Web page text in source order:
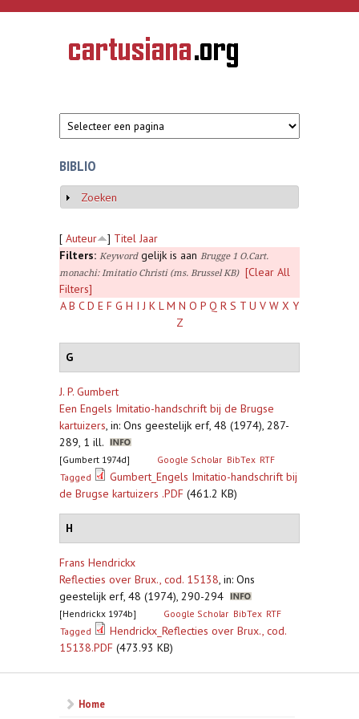
Overslaan en naar de inhoud gaan
CARTUSIANA
Geschiedenis
van de
BIBLIO
Weergeven
Zoeken
[ Auteur ] Titel Jaar
Filters: Keywordgelijk is aan Brugge 1 O.Cart.
monachi: Imitatio Christi (ms. Brussel KB)
[Clear All
Filters]
A B C D E F G H I J K L M N O P Q R S T U V W X Y
Z
G
J. P. Gumbert
Een Engels Imitatio-handschrift bij de Brugse
kartuizers, in: Ons geestelijk erf, 48 (1974), 287-
289, 1 ill.
[Gumbert 1974d] Google Scholar BibTex RTF
Tagged
Gumbert_Engels Imitatio-handschrift bij
de Brugse kartuizers .PDF (461.2 KB)
H
Frans Hendrickx
Reflecties over Brux., cod. 15138, in: Ons
geestelijk erf, 48 (1974), 290-294
[Hendrickx 1974b] Google Scholar BibTex RTF
Tagged
Hendrickx_Reflecties over Brux., cod.
15138.PDF (473.93 KB)
Home